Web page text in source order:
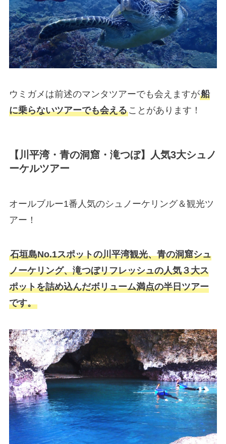
ウミガメは前述のマンタツアーでも会えますが船
に乗らないツアーでも会えることがあります！
【川平湾・青の洞窟・滝つぼ】人気3大シュノ
ーケルツアー
オールブルー1番人気のシュノーケリング＆観光ツ
アー！
石垣島No.1スポットの川平湾観光、青の洞窟シュ
ノーケリング、滝つぼリフレッシュの人気３大ス
ポットを詰め込んだボリューム満点の半日ツアー
です。